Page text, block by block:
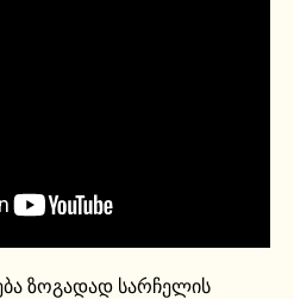
ზოგადად სარჩელის